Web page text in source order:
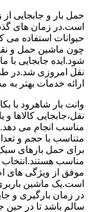
حمل بار و جابجایی
است.در زمان های
حیوانات استفاده می
چون ماشین حمل و
شود.ایده جابجایی
نقل امروزی شد.در
ارائه خدمات بهتر به
وانت بار شاهرود با
نقل،جابجایی کالاها
مناسب انجام می
متناسب با حجم و
برای حمل بارهای
مناسب
موفق از ویژگی های
است.یک ماشین
در زمان بارگیری و
سالم باشد تا در حین